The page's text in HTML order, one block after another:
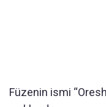
Füzenin ismi